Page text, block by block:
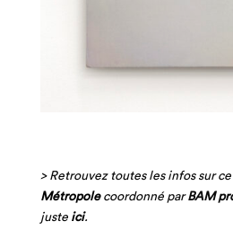
> Retrouvez toutes les infos sur
Métropolecoordonné parBAM
juste ici.